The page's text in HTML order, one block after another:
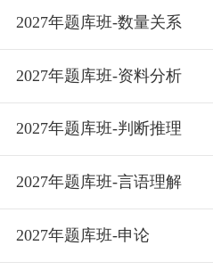
2027年题库班-数量关系
2027年题库班-资料分析
2027年题库班-判断推理
2027年题库班-言语理解
2027年题库班-申论